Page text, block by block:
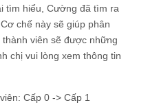
tìm hiểu, Cường đã tìm ra
chế này sẽ giúp phân
viên sẽ được những
chị vui lòng xem thông tin
Cấp 0 -> Cấp 1